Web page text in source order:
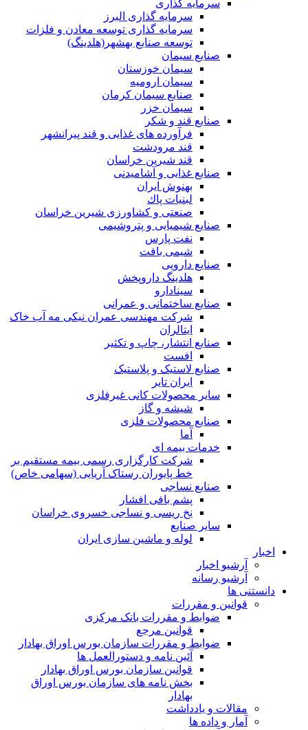
سرمایه گذاری
سرمایه گذاری البرز
سرمایه گذاری توسعه معادن و فلزات
توسعه‌ صنایع‌ بهشهر(هلدینگ)
صنایع سیمان
سیمان خوزستان
سیمان ارومیه
صنایع سیمان کرمان
سیمان خزر
صنایع قند و شکر
فرآورده های غذایی و قند پیرانشهر
قند مرودشت
قند شیرین خراسان
صنایع غذايی و آشاميدنی
بهنوش ایران
لبنيات پاك
صنعتی و کشاورزی شیرین خراسان
صنایع شیمیایی و پتروشیمی
نفت پارس
شیمی بافت
صنایع دارویی
هلدینگ داروپخش
سینادارو
صنایع ساختمانی و عمرانی
شرکت مهندسی عمران نیکی مه آب خاک
ایتالران
صنایع انتشار، چاپ و تکثير
افست
صنایع لاستیک و پلاستیک
ایران تایر
ساير محصولات كانی غيرفلزی
شیشه و گاز
صنایع محصولات فلزی
آما
خدمات بیمه ای
شرکت کارگزاری رسمی بیمه مستقیم بر
خط پایوران رستاک آریایی (سهامی خاص)
صنایع نساجی
پشم بافی افشار
نخ ریسی و نساجی خسروی خراسان
سایر صنایع
لوله و ماشین سازی ایران
اخبار
آرشیو اخبار
آرشیو رسانه
دانستنی ها
قوانین و مقررات
ضوابط و مقررات بانک مرکزی
قوانين مرجع
ضوابط و مقررات سازمان بورس اوراق بهادار
آئین نامه و دستورالعمل ها
قوانین سازمان بورس اوراق بهادار
بخش نامه های سازمان بورس اوراق
بهادار
مقالات و یادداشت
آمار و داده ها